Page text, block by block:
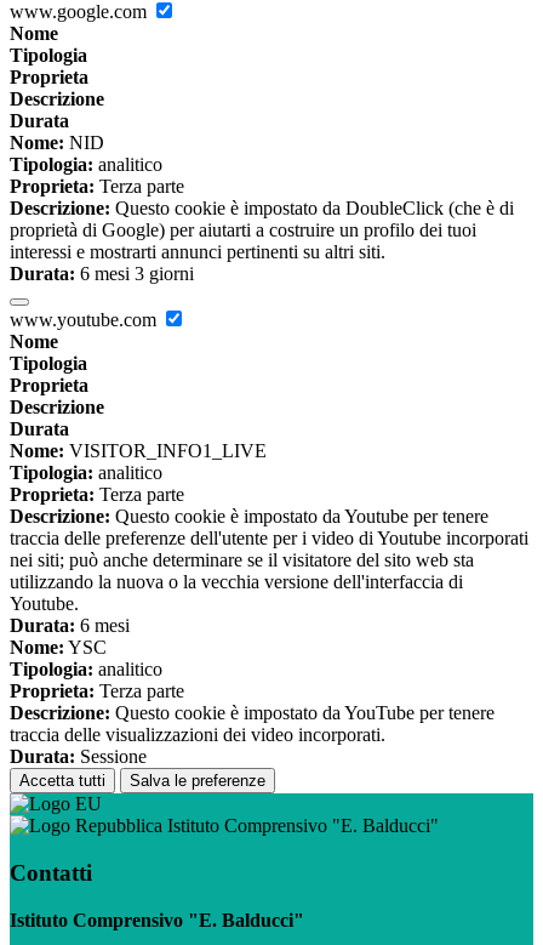
www.google.com
Nome
Tipologia
Proprieta
Descrizione
Durata
Nome: NID
Tipologia: analitico
Proprieta: Terza parte
Descrizione: Questo cookie è impostato da DoubleClick (che è di
proprietà di Google) per aiutarti a costruire un profilo dei tuoi
interessi e mostrarti annunci pertinenti su altri siti.
Durata: 6 mesi 3 giorni
www.youtube.com
Nome
Tipologia
Proprieta
Descrizione
Durata
Nome: VISITOR_INFO1_LIVE
Tipologia: analitico
Proprieta: Terza parte
Descrizione: Questo cookie è impostato da Youtube per tenere
traccia delle preferenze dell'utente per i video di Youtube incorporati
nei siti; può anche determinare se il visitatore del sito web sta
utilizzando la nuova o la vecchia versione dell'interfaccia di
Youtube.
Durata: 6 mesi
Nome: YSC
Tipologia: analitico
Proprieta: Terza parte
Descrizione: Questo cookie è impostato da YouTube per tenere
traccia delle visualizzazioni dei video incorporati.
Durata: Sessione
Accetta tutti Salva le preferenze
Istituto Comprensivo "E. Balducci"
Contatti
Istituto Comprensivo "E. Balducci"